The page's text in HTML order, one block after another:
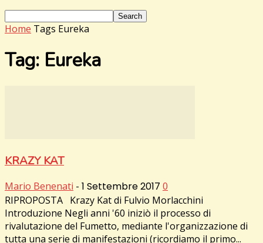
Home Tags Eureka
Tag: Eureka
KRAZY KAT
Mario Benenati - 1 Settembre 2017 0
RIPROPOSTA Krazy Kat di Fulvio Morlacchini
Introduzione Negli anni '60 iniziò il processo di
rivalutazione del Fumetto, mediante l'organizzazione di
tutta una serie di manifestazioni (ricordiamo il primo...